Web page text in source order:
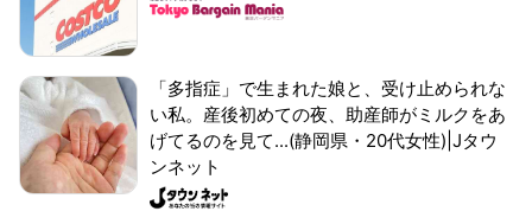
「多指症」で生まれた娘と、受け止められな
い私。産後初めての夜、助産師がミルクをあ
げてるのを見て...(静岡県・20代女性)|Jタウ
ンネット